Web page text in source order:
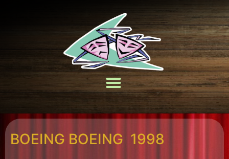
BOEING BOEING 1998